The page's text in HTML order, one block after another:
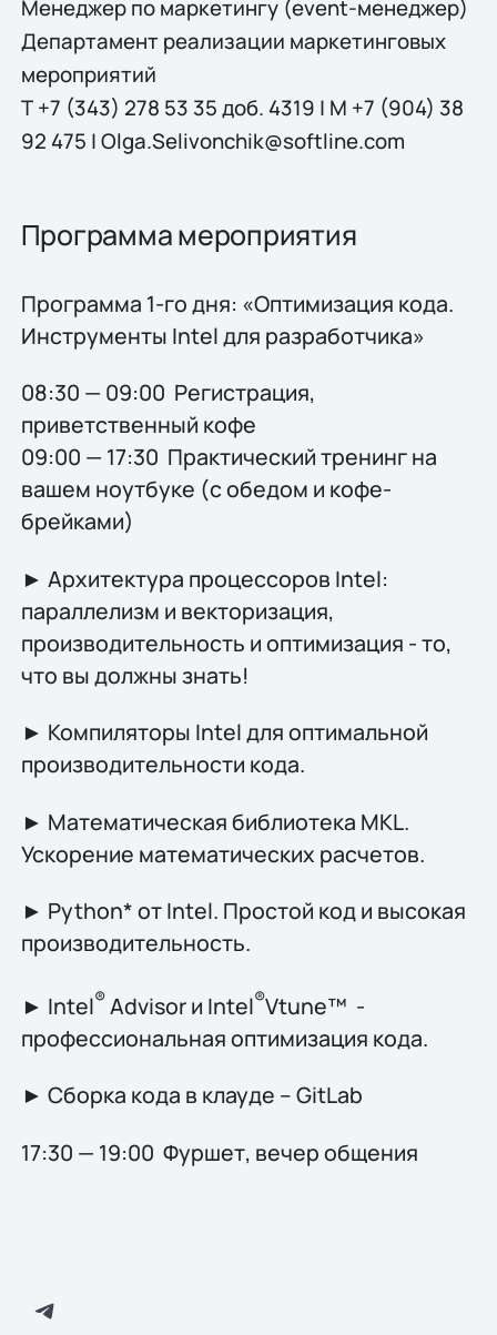
Менеджер по маркетингу(event-менеджер)
Департамент реализации маркетинговых
мероприятий
Т+7 (343) 278 53 35доб. 4319 | М +7 (904) 38
92 475 |Olga.Selivonchik@softline.com
Программа мероприятия
Программа 1-го дня: «Оптимизация кода.
Инструменты Intel для разработчика»
08:30 — 09:00 Регистрация,
приветственный кофе
09:00 — 17:30 Практический тренинг на
вашем ноутбуке (с обедом и кофе-
брейками)
► Архитектура процессоров Intel:
параллелизм и векторизация,
производительность и оптимизация - то,
что вы должны знать!
► Компиляторы Intel для оптимальной
производительности кода.
► Математическая библиотека MKL.
Ускорение математических расчетов.
► Python* от Intel. Простой код и высокая
производительность.
► Intel®Advisor и Intel®Vtune™ -
профессиональная оптимизация кода.
► Сборка кода в клауде – GitLab
17:30 — 19:00 Фуршет, вечер общения